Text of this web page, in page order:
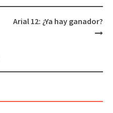
Arial 12: ¿Ya hay ganador?